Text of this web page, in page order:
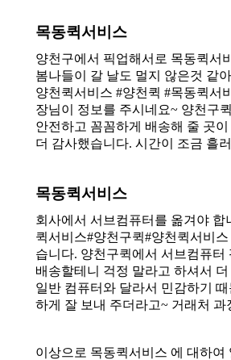
목동퀵서비스
양천구에서 픽업해서로 목동퀵서
봄나들이 갈 날도 멀지 않은것 같
양천퀵서비스 #양천퀵 #목동퀵서
장님이 정보를 주시네요~ 양천구
안전하고 꼼꼼하게 배송해 줄 곳
더 감사했습니다. 시간이 조금 흘
목동퀵서비스
회사에서 서브컴퓨터를 옮겨야
퀵서비스#양천구퀵#양천퀵서비
습니다. 양천구퀵에서 서브컴퓨
배송할테니 걱정 말라고 하셔서
일반 컴퓨터와 달라서 민감하기
하게 잘 보내 주더라고~ 거래처
이상으로 목동퀵서비스 에 대하여